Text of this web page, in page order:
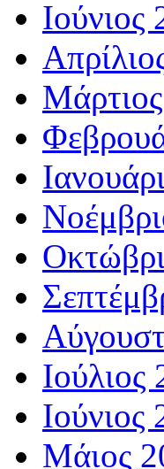
Ιούνιος
Ιούλιος
Ιούνιος
Μάιος